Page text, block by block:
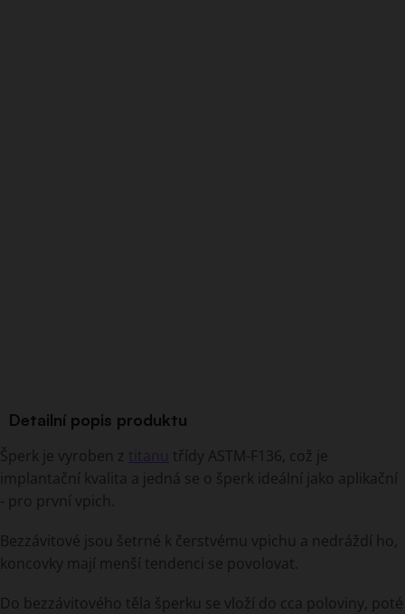
Detailní popis produktu
Šperk je vyroben z
třídy ASTM-F136, což je
implantační kvalita a jedná se o šperk ideální jako aplikační
- pro první vpich.
Bezzávitové jsou šetrné k čerstvému vpichu a nedráždí ho,
koncovky mají menší tendenci se povolovat.
Do bezzávitového těla šperku se vloží do cca poloviny, poté